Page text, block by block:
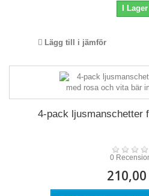
I Lager
Lägg till i jämför
4-pack ljusmanschetter
0